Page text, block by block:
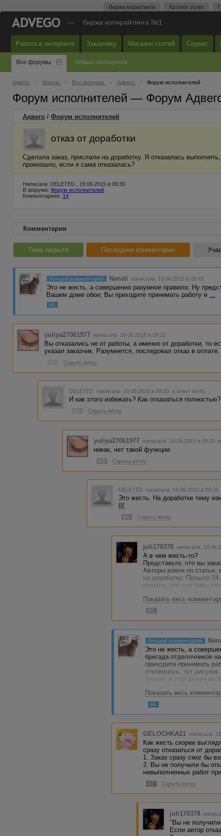
Биржа маркетинга Каталог услуг
— биржа копирайтинга №1
Работа в интернете Заказчику Магазин статей Сервис
Все форумы Новые сообщения
Адвего Форум Все форумы Адвего Форум исполнителей
Форум исполнителей — Форум
Адвего / Форум исполнителей
отказ от доработки
Сделала заказ, прислали на доработку. Я отказалась
произошло, если я сама отказалась?
Написала: DELETED , 19.06.2015 в 09:30
В форуме: Форум исполнителей
Комментариев: 14
Комментарии
Тема закрыта Последние комментарии
Лучший комментарий Nanali написала 19.06.2015 в 09:49
Это не жесть, а совершенно разумное правило. Ну
Вашем доме обои; Вы приходите принимать работу и ...
#6
yuliya27061977 написала 19.06.2015 в 09:31
Вы отказались не от работы, а именно от доработки, то
указал заказчик. Разумеется, последовал отказ в оплате.
Скрыть ветку
DELETED написала 19.06.2015 в 09:33 в ответ на #1
И как этого избежать? Как отказаться полностью?
Скрыть ветку
yuliya27061977 написала 19.06.2015 в 09:33
никак, нет такой функции.
Скрыть ветку
DELETED написала 19.06.2015 в
Это жесть. На доработке тему
(((
#4 Скрыть ветку
juli170378 написала
А в чем жесть-то?
Представьте, что вы
Авторы взяли по
на доработку. Прошло 24
решили, что эти темы
Статьи нужны были уже
думаете, заказчик
Вот поэтому и нельзя
без каих-либо
Показать весь
#5
Лучший комментарий
Это не жесть, а
бригада отделочников
приходите принимать
отклеилось, тут
торчат, а этот рулон
отказываемся, плати
Вы точно также
оплату, и надо или
Показать весь
#6
GELOCHKA21 написала
Как жесть скорее
сразу отказаться от
1. Заказ сразу смог бы
2. Вы не получили бы
невыполненных работ
#7 Скрыть ветку
juli170378
"Вы не получили
Если автор